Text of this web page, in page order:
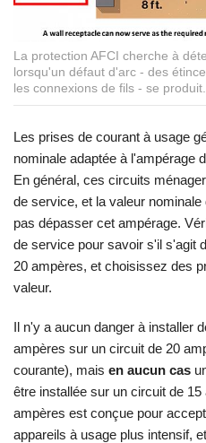
La protection AFCI cherche à
lorsqu'un défaut d'arc - des
les connexions de fils - se produit.
Les prises de courant à usage
nominale adaptée à l'ampérage
En général, ces circuits
de service, et la valeur
pas dépasser cet ampérage.
de service pour savoir s'il s'agit
20 ampères, et choisissez des
valeur.
Il n'y a aucun danger à installer
ampères sur un circuit de 20
courante), mais en aucun cas
être installée sur un circuit de
ampères est conçue pour
appareils à usage plus intensif,